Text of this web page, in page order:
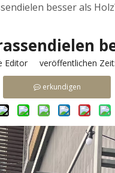
besser als
Editor veröffentlichen
erkundigen